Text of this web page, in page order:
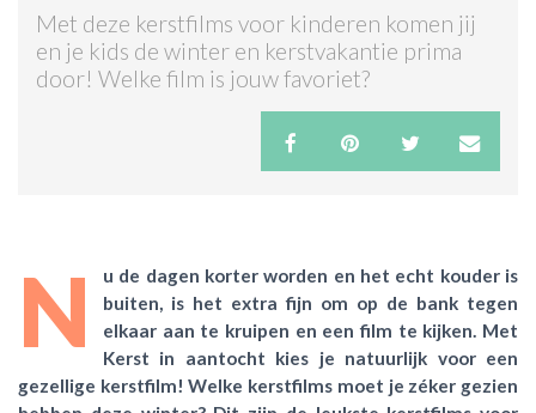
SHOPS
Met deze kerstfilms voor kinderen komen jij
en je kids de winter en kerstvakantie prima
door! Welke film is jouw favoriet?
N
u de dagen korter worden en het echt kouder is
buiten, is het extra fijn om op de bank tegen
elkaar aan te kruipen en een film te kijken. Met
Kerst in aantocht kies je natuurlijk voor een
gezellige kerstfilm! Welke kerstfilms moet je zéker gezien